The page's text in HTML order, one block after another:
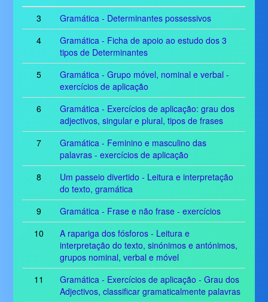
3
Gramática - Determinantes possessivos
4
Gramática - Ficha de apoio ao estudo dos 3
tipos de Determinantes
5
Gramática - Grupo móvel, nominal e verbal -
exercícios de aplicação
6
Gramática - Exercícios de aplicação: grau dos
adjectivos, singular e plural, tipos de frases
7
Gramática - Feminino e masculino das
palavras - exercícios de aplicação
8
Um passeio divertido - Leitura e interpretação
do texto, gramática
9
Gramática - Frase e não frase - exercícios
10
A rapariga dos fósforos - Leitura e
interpretação do texto, sinónimos e antónimos,
grupos nominal, verbal e móvel
11
Gramática - Exercícios de aplicação - Grau dos
Adjectivos, classificar gramaticalmente palavras